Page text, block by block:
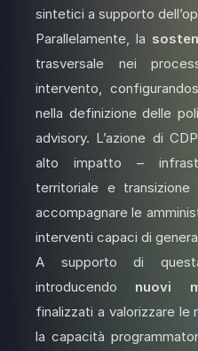
sintetici a supporto
Parallelamente, la
trasversale nei
intervento,
nella definizione delle
advisory. L’azione di
alto impatto –
territoriale e
accompagnare le
interventi capaci di
A supporto di
introducendo nuovi
finalizzati a valorizzare
la capacità